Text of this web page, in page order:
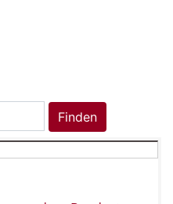
Finden